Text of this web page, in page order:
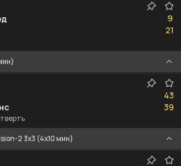
9
9
21
21
43
43
39
39
2 3x3 (4x10 мин)
37